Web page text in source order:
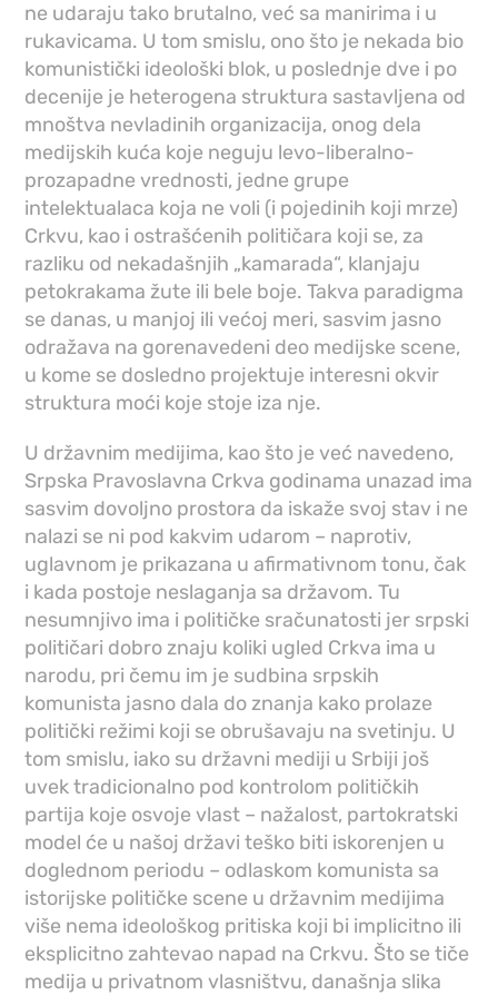
ne udaraju tako brutalno, već sa manirima i u
rukavicama. U tom smislu, ono što je nekada bio
komunistički ideološki blok, u poslednje dve i po
decenije je heterogena struktura sastavljena od
mnoštva nevladinih organizacija, onog dela
medijskih kuća koje neguju levo-liberalno-
prozapadne vrednosti, jedne grupe
intelektualaca koja ne voli (i pojedinih koji mrze)
Crkvu, kao i ostrašćenih političara koji se, za
razliku od nekadašnjih „kamarada“, klanjaju
petokrakama žute ili bele boje. Takva paradigma
se danas, u manjoj ili većoj meri, sasvim jasno
odražava na gorenavedeni deo medijske scene,
u kome se dosledno projektuje interesni okvir
struktura moći koje stoje iza nje.
U državnim medijima, kao što je već navedeno,
Srpska Pravoslavna Crkva godinama unazad ima
sasvim dovoljno prostora da iskaže svoj stav i ne
nalazi se ni pod kakvim udarom – naprotiv,
uglavnom je prikazana u afirmativnom tonu, čak
i kada postoje neslaganja sa državom. Tu
nesumnjivo ima i političke sračunatosti jer srpski
političari dobro znaju koliki ugled Crkva ima u
narodu, pri čemu im je sudbina srpskih
komunista jasno dala do znanja kako prolaze
politički režimi koji se obrušavaju na svetinju. U
tom smislu, iako su državni mediji u Srbiji još
uvek tradicionalno pod kontrolom političkih
partija koje osvoje vlast – nažalost, partokratski
model će u našoj državi teško biti iskorenjen u
doglednom periodu – odlaskom komunista sa
istorijske političke scene u državnim medijima
više nema ideološkog pritiska koji bi implicitno ili
eksplicitno zahtevao napad na Crkvu. Što se tiče
medija u privatnom vlasništvu, današnja slika